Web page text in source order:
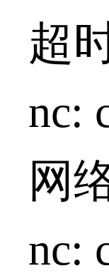
超
nc:
网
nc: